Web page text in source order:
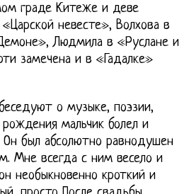
граде Китеже и деве
невесте», Волхова в
Людмила в «Руслане и
замечена и в «Гадалке»
о музыке, поэзии,
мальчик болел и
был абсолютно равнодушен
Мне всегда с ним весело и
необыкновенно кроткий и